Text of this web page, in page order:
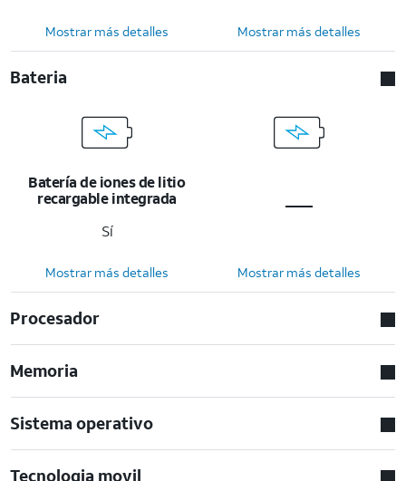
Mostrar más detalles Mostrar más detalles
Bateria
Batería de iones de litio
recargable integrada
Sí
Mostrar más detalles Mostrar más detalles
Procesador
Memoria
Sistema operativo
Tecnologia movil